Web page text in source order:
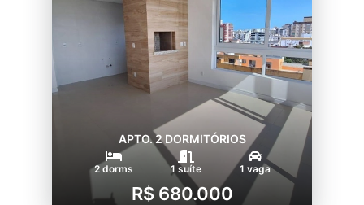
APTO. 2 DORMITÓRIOS
2 dorms 1 suíte 1 vaga
R$ 680.000